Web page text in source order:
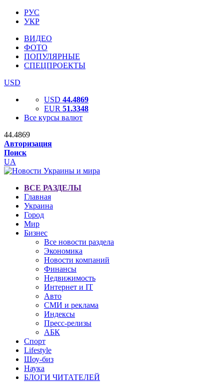
РУС
УКР
ВИДЕО
ФОТО
ПОПУЛЯРНЫЕ
СПЕЦПРОЕКТЫ
USD
USD 44.4869
EUR 51.3348
Все курсы валют
44.4869
Авторизация
Поиск
UA
ВСЕ РАЗДЕЛЫ
Главная
Украина
Город
Мир
Бизнес
Все новости раздела
Экономика
Новости компаний
Финансы
Недвижимость
Интернет и IT
Авто
СМИ и реклама
Индексы
Пресс-релизы
АБК
Спорт
Lifestyle
Шоу-биз
Наука
БЛОГИ ЧИТАТЕЛЕЙ